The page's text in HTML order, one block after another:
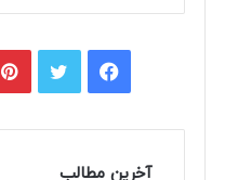
فیسبوکتوییتر
آخرین مطالب